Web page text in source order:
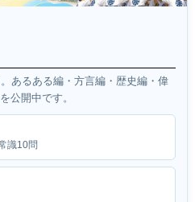
あるある編・方言編・歴史編・偉
公開中です。
識10問